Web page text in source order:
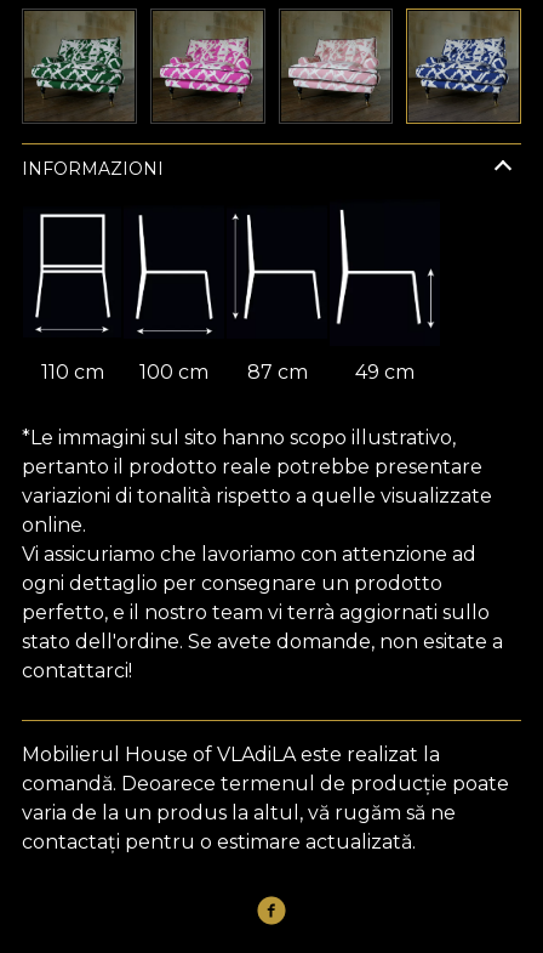
INFORMAZIONI
110 cm 100 cm 87 cm 49 cm
*Le immagini sul sito hanno scopo illustrativo,
pertanto il prodotto reale potrebbe presentare
variazioni di tonalità rispetto a quelle visualizzate
online.
Vi assicuriamo che lavoriamo con attenzione ad
ogni dettaglio per consegnare un prodotto
perfetto, e il nostro team vi terrà aggiornati sullo
stato dell'ordine. Se avete domande, non esitate a
contattarci!
Mobilierul House of VLAdiLA este realizat la
comandă. Deoarece termenul de producție poate
varia de la un produs la altul, vă rugăm să ne
contactați pentru o estimare actualizată.